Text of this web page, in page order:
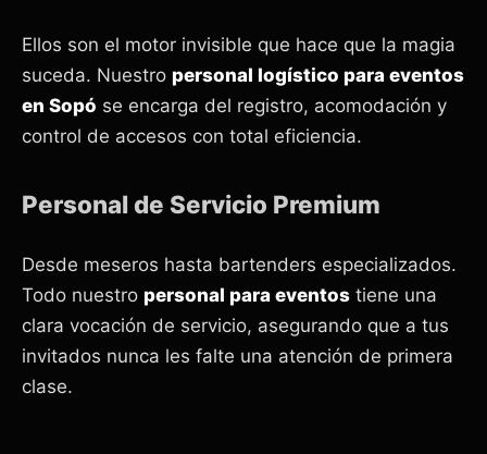
Ellos son el motor invisible que hace que la magia
suceda. Nuestro personal logístico para eventos
en Sopó se encarga del registro, acomodación y
control de accesos con total eficiencia.
Personal de Servicio Premium
Desde meseros hasta bartenders especializados.
Todo nuestro personal para eventos tiene una
clara vocación de servicio, asegurando que a tus
invitados nunca les falte una atención de primera
clase.